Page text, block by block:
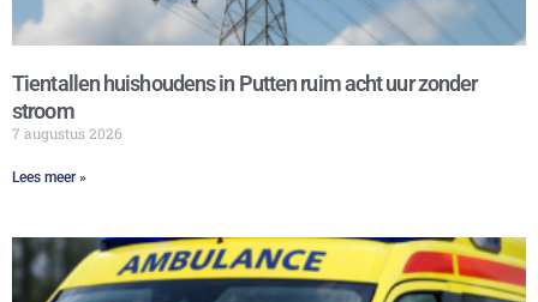
Tientallen huishoudens in Putten ruim acht uur zonder
stroom
7 augustus 2026
Lees meer »